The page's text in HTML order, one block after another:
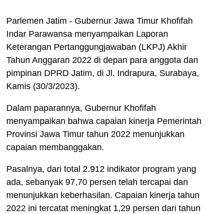
Parlemen Jatim - Gubernur Jawa Timur Khofifah
Indar Parawansa menyampaikan Laporan
Keterangan Pertanggungjawaban (LKPJ) Akhir
Tahun Anggaran 2022 di depan para anggota dan
pimpinan DPRD Jatim, di Jl. Indrapura, Surabaya,
Kamis (30/3/2023).
Dalam paparannya, Gubernur Khofifah
menyampaikan bahwa capaian kinerja Pemerintah
Provinsi Jawa Timur tahun 2022 menunjukkan
capaian membanggakan.
Pasalnya, dari total 2.912 indikator program yang
ada, sebanyak 97,70 persen telah tercapai dan
menunjukkan keberhasilan. Capaian kinerja tahun
2022 ini tercatat meningkat 1,29 persen dari tahun